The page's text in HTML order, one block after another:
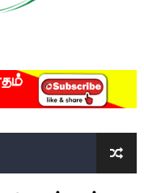
“கோவிஷீல்டு”
பிறந்தநாளை
நடந்தது?: உண்மையை
டொலர் நட்டஈடு